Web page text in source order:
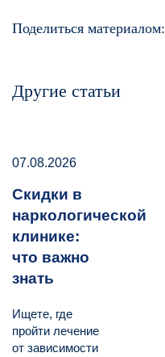
Поделиться материалом:
Другие статьи
07.08.2026
Скидки в
наркологической
клинике:
что важно
знать
Ищете, где
пройти лечение
от зависимости